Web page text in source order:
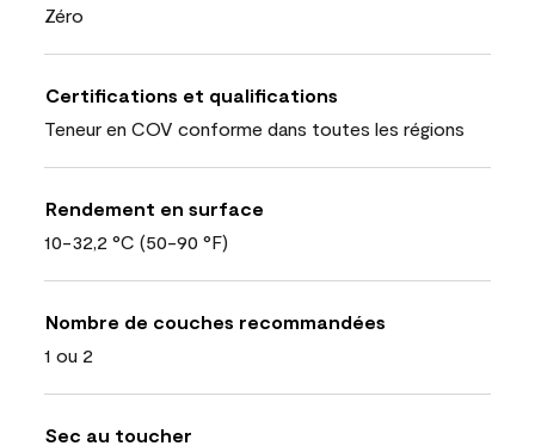
Zéro
Certifications et qualifications
Teneur en COV conforme dans toutes les régions
Rendement en surface
10-32,2 °C (50-90 °F)
Nombre de couches recommandées
1 ou 2
Sec au toucher